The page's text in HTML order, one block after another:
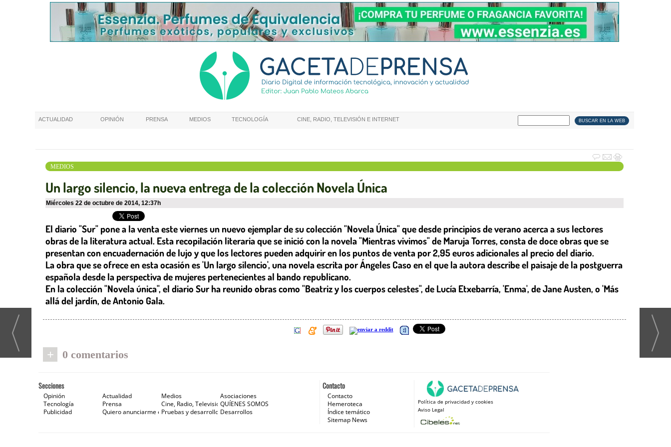
ACTUALIDAD OPINIÓN PRENSA MEDIOS TECNOLOGÍA CINE, RADIO, TELEVISIÓN E INTERNET
MEDIOS
Un largo silencio, la nueva entrega de la colección Novela Única
miércoles 22 de octubre de 2014, 12:37h
El diario "Sur" pone a la venta este viernes un nuevo ejemplar de su colección "Novela Única" que desde principios de verano acerca a sus lectores
obras de la literatura actual. Esta recopilación literaria que se inició con la novela "Mientras vivimos" de Maruja Torres, consta de doce obras que se
presentan con encuadernación de lujo y que los lectores pueden adquirir en los puntos de venta por 2,95 euros adicionales al precio del diario.
La obra que se ofrece en esta ocasión es 'Un largo silencio', una novela escrita por Ángeles Caso en el que la autora describe el paisaje de la postguerra
española desde la perspectiva de mujeres pertenecientes al bando republicano.
En la colección "Novela única", el diario Sur ha reunido obras como "Beatriz y los cuerpos celestes", de Lucía Etxebarría, 'Enma', de Jane Austen, o 'Más
allá del jardín, de Antonio Gala.
+ 0 comentarios
Contacto
Contacto
Hemeroteca
Índice temático
Sitemap News
Política de privacidad y cookies
Aviso Legal
Secciones
Opinión Actualidad Medios
Asociaciones
Tecnología
Prensa Cine, Radio, Televisión e Internet
QUÍENES SOMOS
Publicidad
Quiero anunciarme en Gaceta de Prensa
Pruebas y desarrollosDesarrollos